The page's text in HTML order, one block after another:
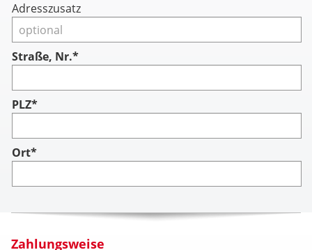
Adresszusatz
Straße, Nr.*
PLZ*
Ort*
Zahlungsweise